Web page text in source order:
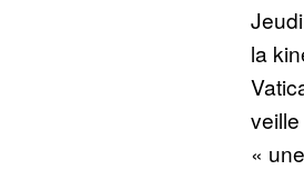
la
«